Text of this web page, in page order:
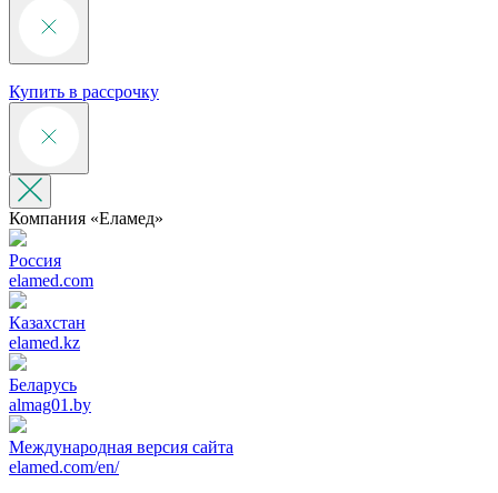
Купить в рассрочку
Компания «‎Еламед»
Россия
elamed.com
Казахстан
elamed.kz
Беларусь
almag01.by
Международная версия сайта
elamed.com/en/